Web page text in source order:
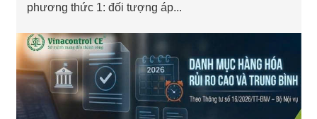
phương thức 1: đối tượng áp...